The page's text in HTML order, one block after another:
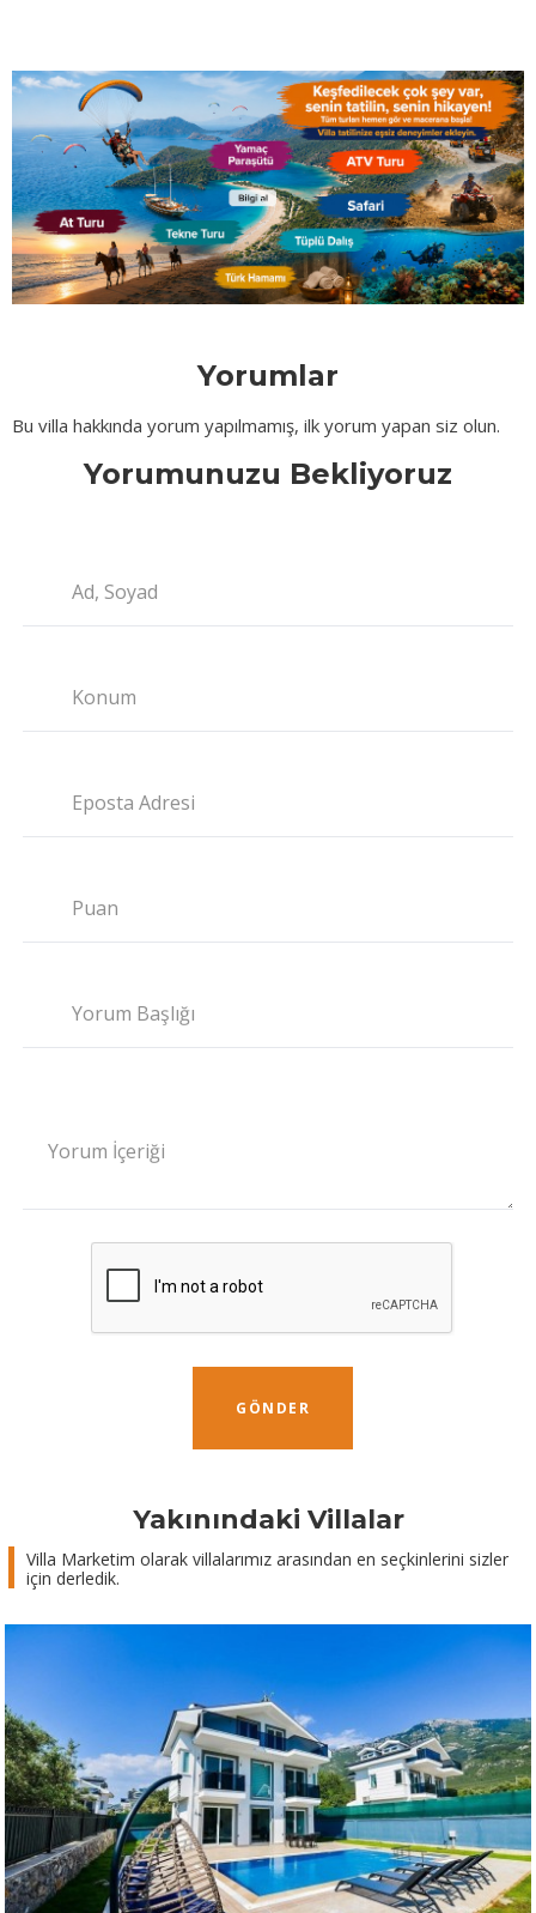
Yorumlar
Bu villa hakkında yorum yapılmamış, ilk yorum yapan siz olun.
Yorumunuzu Bekliyoruz
Ad, Soyad
Konum
Eposta Adresi
Puan
Yorum Başlığı
Yorum İçeriği
GÖNDER
Yakınındaki Villalar
Villa Marketim olarak villalarımız arasından en seçkinlerini sizler
için derledik.